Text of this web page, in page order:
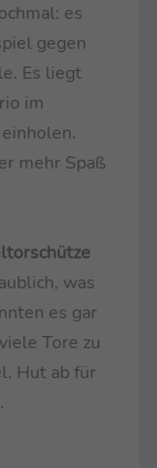
es
gegen
Es liegt
im
mehr Spaß
was
es gar
Tore zu
Hut ab für